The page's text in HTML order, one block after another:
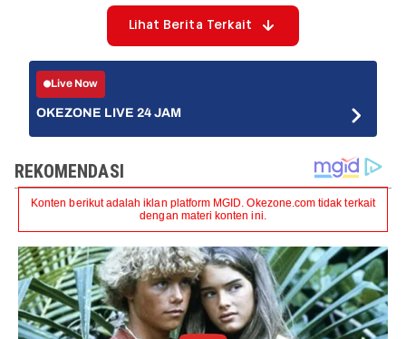
Lihat Berita Terkait
Live Now
OKEZONE LIVE 24 JAM